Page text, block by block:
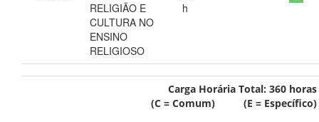
RELIGIÃO E
CULTURA NO
ENSINO
RELIGIOSO
h
Carga Horária Total: 360 horas
(C = Comum) (E = Específico)